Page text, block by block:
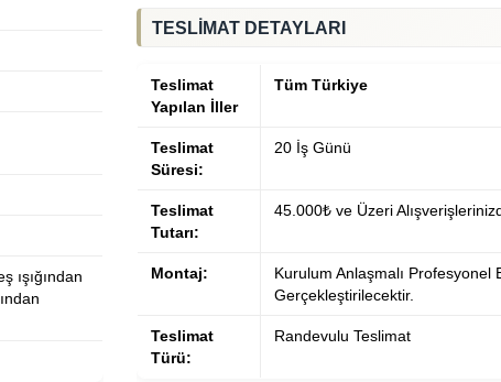
ışığından
TESLİMAT DETAYLARI
Teslimat
Yapılan İller
Tüm Türkiye
Teslimat
Süresi:
20 İş Günü
Teslimat
Tutarı:
45.000₺ ve Üzeri
Montaj:
Kurulum Anlaşmalı Profesyonel
Gerçekleştirilecektir.
Teslimat
Türü:
Randevulu Teslimat